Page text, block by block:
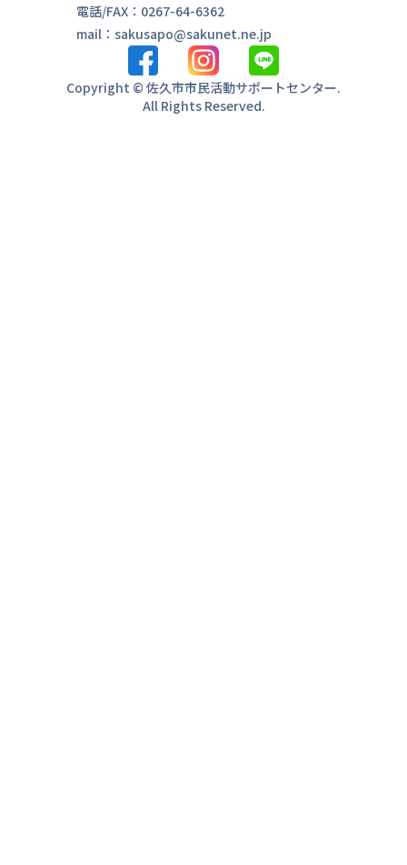
電話/FAX：0267-64-6362
mail：sakusapo@sakunet.ne.jp
Copyright © 佐久市市民活動サポートセンター.
All Rights Reserved.